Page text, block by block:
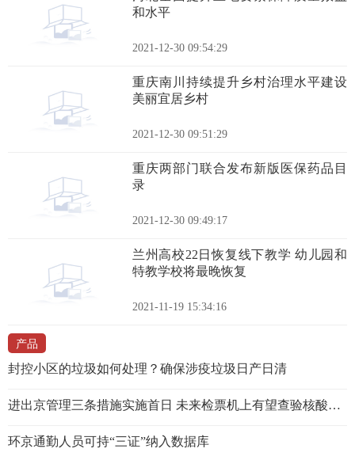
和水平
2021-12-30 09:54:29
重庆南川持续提升乡村治理水平建设
美丽宜居乡村
2021-12-30 09:51:29
重庆两部门联合发布新版医保药品目
录
2021-12-30 09:49:17
兰州高校22日恢复线下教学 幼儿园和
特教学校将最晚恢复
2021-11-19 15:34:16
产品
封控小区的垃圾如何处理？确保涉疫垃圾日产日清
进出京管理三条措施实施首日 未来检票机上有望查验核酸证明
环京通勤人员可持“三证”纳入数据库